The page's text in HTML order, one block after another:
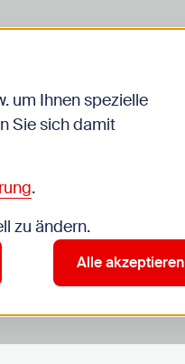
um Ihnen spezielle
Sie sich damit
.
zu ändern.
Alle akzeptieren